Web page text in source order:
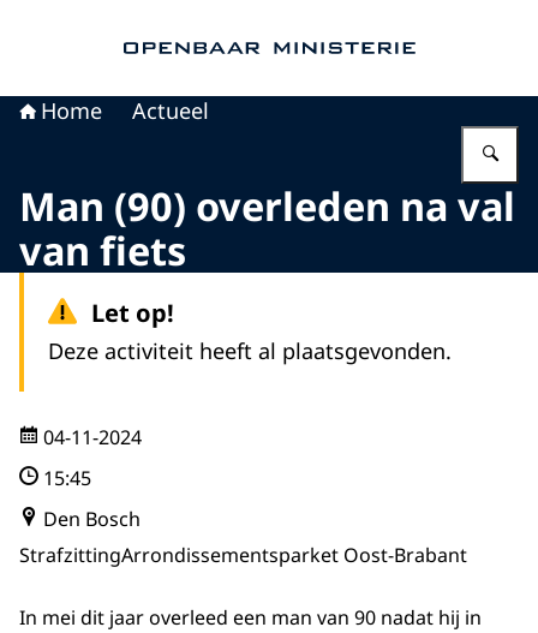
Home Actueel
Man (90) overleden na val
van fiets
Let op!
Deze activiteit heeft al plaatsgevonden.
04-11-2024
15:45
Den Bosch
StrafzittingArrondissementsparket Oost-Brabant
In mei dit jaar overleed een man van 90 nadat hij in